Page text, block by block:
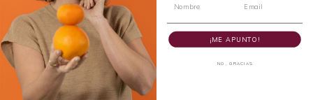
Dietista Destacada del 2020 y Líder en Dietética Emergente del
¡ME APUNTO!
NO, GRACIAS